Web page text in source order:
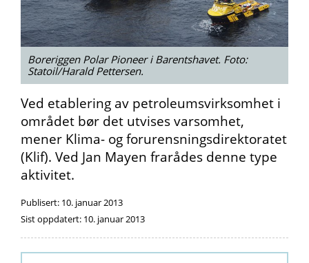
Boreriggen Polar Pioneer i Barentshavet. Foto:
Statoil/Harald Pettersen.
Ved etablering av petroleumsvirksomhet i
området bør det utvises varsomhet,
mener Klima- og forurensningsdirektoratet
(Klif). Ved Jan Mayen frarådes denne type
aktivitet.
Publisert: 10. januar 2013
Sist oppdatert: 10. januar 2013